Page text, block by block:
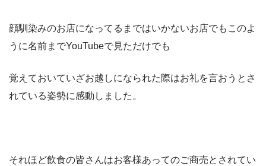
顔馴染みのお店になってるまではいかないお店でもこのよ
うに名前までYouTubeで見ただけでも
覚えておいていざお越しになられた際はお礼を言おうとさ
れている姿勢に感動しました。
それほど飲食の皆さんはお客様あってのご商売とされてい